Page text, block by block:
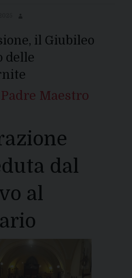
il Giubileo
delle
Maestro
dal
al